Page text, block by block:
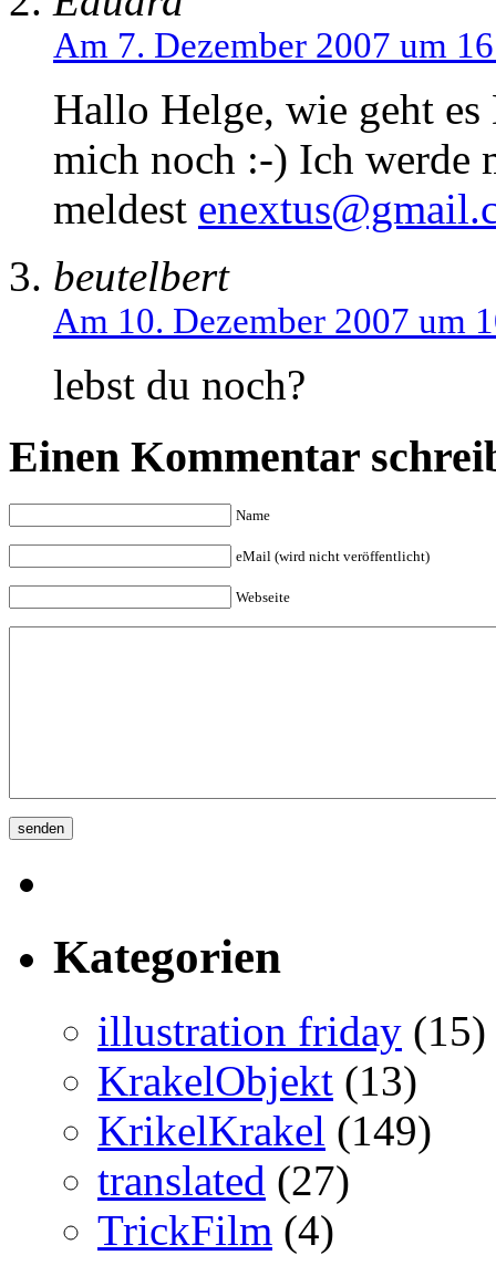
Am 7. Dezember 2007 um
Hallo Helge, wie geht
mich noch :-) Ich werde
meldest
beutelbert
Am 10. Dezember 2007 um
lebst du noch?
Einen Kommentar
Name
eMail (wird nicht veröffentlicht)
Webseite
Kategorien
illustration friday (15)
KrakelObjekt (13)
KrikelKrakel (149)
translated (27)
TrickFilm (4)